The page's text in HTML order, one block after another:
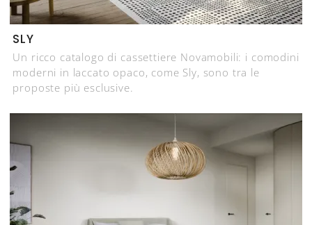
SLY
Un ricco catalogo di cassettiere Novamobili: i comodini
moderni in laccato opaco, come Sly, sono tra le
proposte più esclusive.